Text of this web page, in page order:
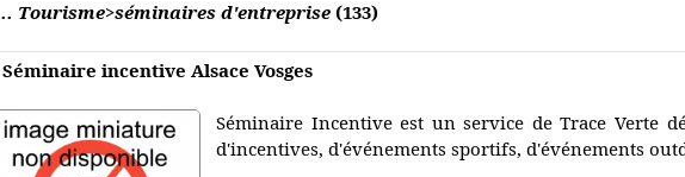
.. Tourisme>séminaires d'entreprise (133)
Séminaire incentive Alsace Vosges
Séminaire Incentive est un service de Trace Verte
d'incentives, d'événements sportifs, d'événements